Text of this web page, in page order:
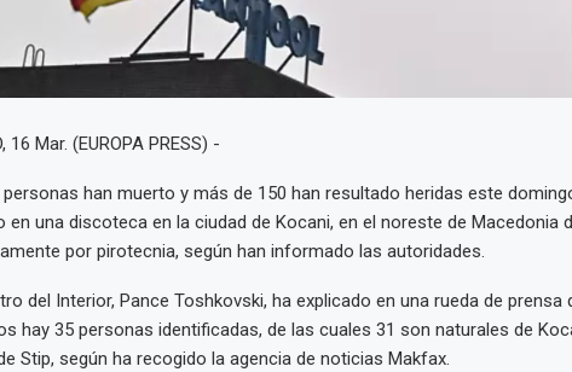
16 Mar. (EUROPA PRESS) -
personas han muerto y más de 150 han resultado heridas este
en una discoteca en la ciudad de Kocani, en el noreste de Macedonia
por pirotecnia, según han informado las autoridades.
del Interior, Pance Toshkovski, ha explicado en una rueda de prensa
hay 35 personas identificadas, de las cuales 31 son naturales de
Stip, según ha recogido la agencia de noticias Makfax.